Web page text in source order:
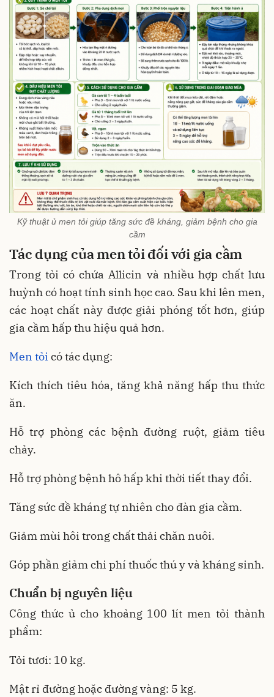
Kỹ thuật ủ men tỏi giúp tăng sức đề kháng, giảm bệnh cho gia
cầm
Tác dụng của men tỏi đối với gia cầm
Trong tỏi có chứa Allicin và nhiều hợp chất lưu
huỳnh có hoạt tính sinh học cao. Sau khi lên men,
các hoạt chất này được giải phóng tốt hơn, giúp
gia cầm hấp thu hiệu quả hơn.
Men tỏi có tác dụng:
Kích thích tiêu hóa, tăng khả năng hấp thu thức
ăn.
Hỗ trợ phòng các bệnh đường ruột, giảm tiêu
chảy.
Hỗ trợ phòng bệnh hô hấp khi thời tiết thay đổi.
Tăng sức đề kháng tự nhiên cho đàn gia cầm.
Giảm mùi hôi trong chất thải chăn nuôi.
Góp phần giảm chi phí thuốc thú y và kháng sinh.
Chuẩn bị nguyên liệu
Công thức ủ cho khoảng 100 lít men tỏi thành
phẩm:
Tỏi tươi: 10 kg.
Mật rỉ đường hoặc đường vàng: 5 kg.